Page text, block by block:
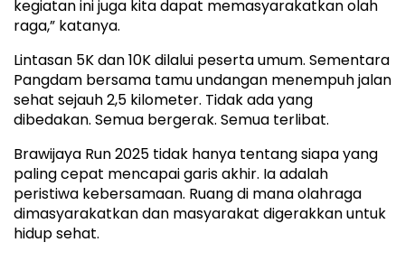
kegiatan ini juga kita dapat memasyarakatkan olah
raga,” katanya.
Lintasan 5K dan 10K dilalui peserta umum. Sementara
Pangdam bersama tamu undangan menempuh jalan
sehat sejauh 2,5 kilometer. Tidak ada yang
dibedakan. Semua bergerak. Semua terlibat.
Brawijaya Run 2025 tidak hanya tentang siapa yang
paling cepat mencapai garis akhir. Ia adalah
peristiwa kebersamaan. Ruang di mana olahraga
dimasyarakatkan dan masyarakat digerakkan untuk
hidup sehat.